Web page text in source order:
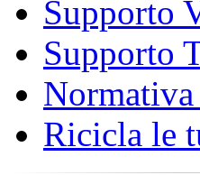
Supporto
Supporto
Ricicla le